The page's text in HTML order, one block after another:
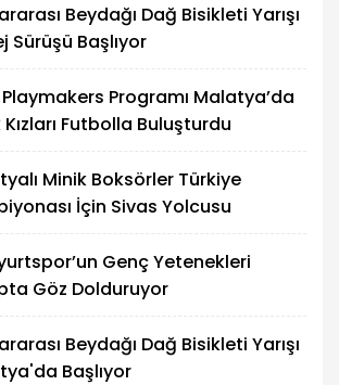
Beydağı Dağ Bisikleti Yarışı
Sürüşü Başlıyor
Playmakers Programı Malatya’da
Kızları Futbolla Buluşturdu
Minik Boksörler Türkiye
İçin Sivas Yolcusu
Genç Yetenekleri
Göz Dolduruyor
Beydağı Dağ Bisikleti Yarışı
Başlıyor